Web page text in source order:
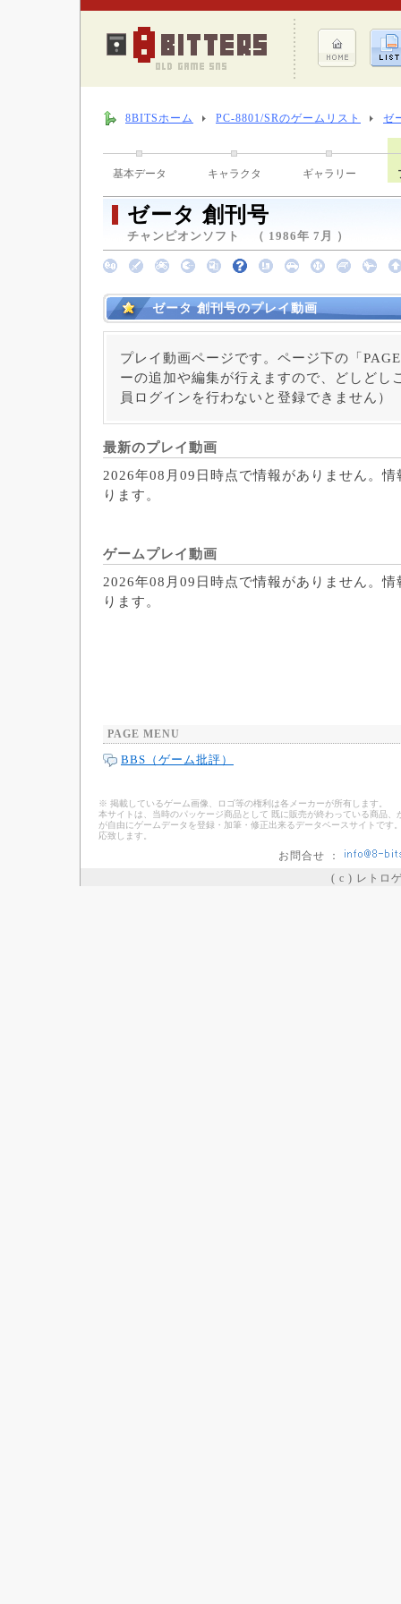
8BITSホーム PC-8801/SRのゲームリスト ゼ
基本データ キャラクタ ギャラリー
ゼータ 創刊号
チャンピオンソフト （ 1986年 7月 ）
ゼータ 創刊号のプレイ動画
プレイ動画ページです。ページ下の「
ーの追加や編集が行えますので、どしどし
員ログインを行わないと登録できません）
最新のプレイ動画
2026年08月09日時点で情報がありません。
ります。
ゲームプレイ動画
2026年08月09日時点で情報がありません。
ります。
PAGE MENU
BBS（ゲーム批評）
※ 掲載しているゲーム画像、ロゴ等の権利は各メーカーが所有します。
本サイトは、当時のパッケージ商品として 既に販売が終わっている商品
が自由にゲームデータを登録・加筆・修正出来るデータベースサイトで
応致します。
お問合せ ：
( c ) レトロ